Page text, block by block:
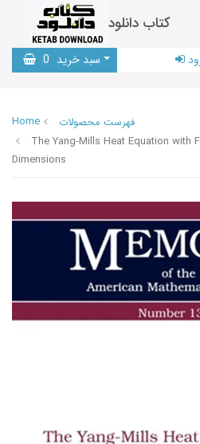
کتاب دانلود
سبد خرید 0
Home
فهرست محصولات
The Yang-Mills Heat Equation with
Dimensions